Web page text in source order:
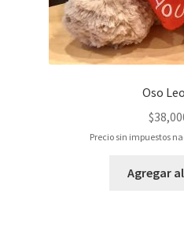
Oso
$
Precio sin impuestos
Agregar